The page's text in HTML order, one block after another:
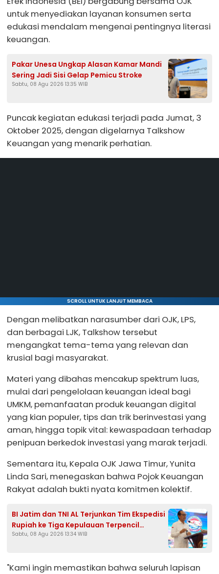
untuk menyediakan layanan konsumen serta
edukasi mendalam mengenai pentingnya literasi
keuangan.
Pakar Unesa Ungkap Alasan Kamar Mandi
Sering Jadi Sisi Gelap Pemicu Stroke
Sabtu, 08 Agu 2026 13:35 WIB
Puncak kegiatan edukasi terjadi pada Jumat, 3
Oktober 2025, dengan digelarnya Talkshow
Keuangan yang menarik perhatian.
SCROLL UNTUK LANJUT MEMBACA
Dengan melibatkan narasumber dari OJK, LPS,
dan berbagai LJK, Talkshow tersebut
mengangkat tema-tema yang relevan dan
krusial bagi masyarakat.
Materi yang dibahas mencakup spektrum luas,
mulai dari pengelolaan keuangan ideal bagi
UMKM, pemanfaatan produk keuangan digital
yang kian populer, tips dan trik berinvestasi yang
aman, hingga topik vital: kewaspadaan terhadap
penipuan berkedok investasi yang marak terjadi.
Sementara itu, Kepala OJK Jawa Timur, Yunita
Linda Sari, menegaskan bahwa Pojok Keuangan
Rakyat adalah bukti nyata komitmen kolektif.
BI Jatim dan TNI AL Terjunkan Tim Ekspedisi
Rupiah ke Tiga Kepulauan Terpencil
Sumenep
Sabtu, 08 Agu 2026 13:34 WIB
"Kami ingin memastikan bahwa seluruh lapisan